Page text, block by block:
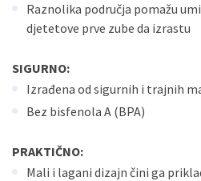
Raznolika područja pomažu
djetetove prve zube da izrastu
SIGURNO:
Izrađena od sigurnih i trajnih
Bez bisfenola A (BPA)
PRAKTIČNO:
Mali i lagani dizajn čini ga